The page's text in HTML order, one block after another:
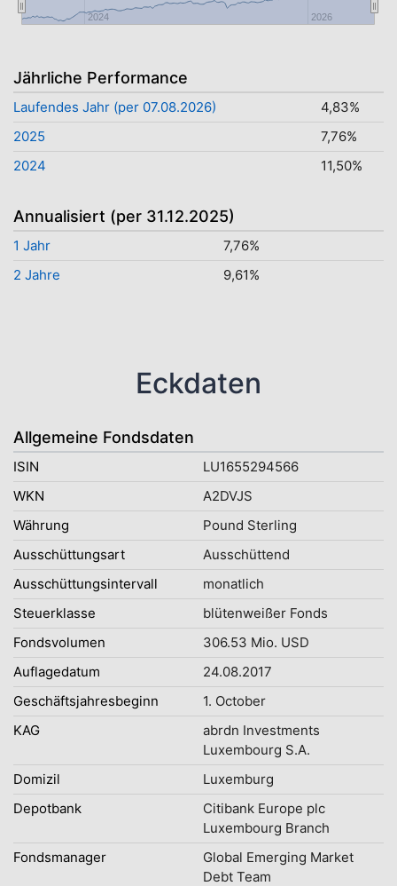
2024 2026
Jährliche Performance
Laufendes Jahr (per 07.08.2026)
4,83%
2025
7,76%
2024
11,50%
Annualisiert (per 31.12.2025)
1 Jahr
7,76%
2 Jahre
9,61%
Eckdaten
Allgemeine Fondsdaten
ISIN
LU1655294566
WKN
A2DVJS
Währung
Pound Sterling
Ausschüttungsart
Ausschüttend
Ausschüttungsintervall
monatlich
Steuerklasse
blütenweißer Fonds
Fondsvolumen
306.53 Mio. USD
Auflagedatum
24.08.2017
Geschäftsjahresbeginn
1. October
KAG
abrdn Investments
Luxembourg S.A.
Domizil
Luxemburg
Depotbank
Citibank Europe plc
Luxembourg Branch
Fondsmanager
Global Emerging Market
Debt Team